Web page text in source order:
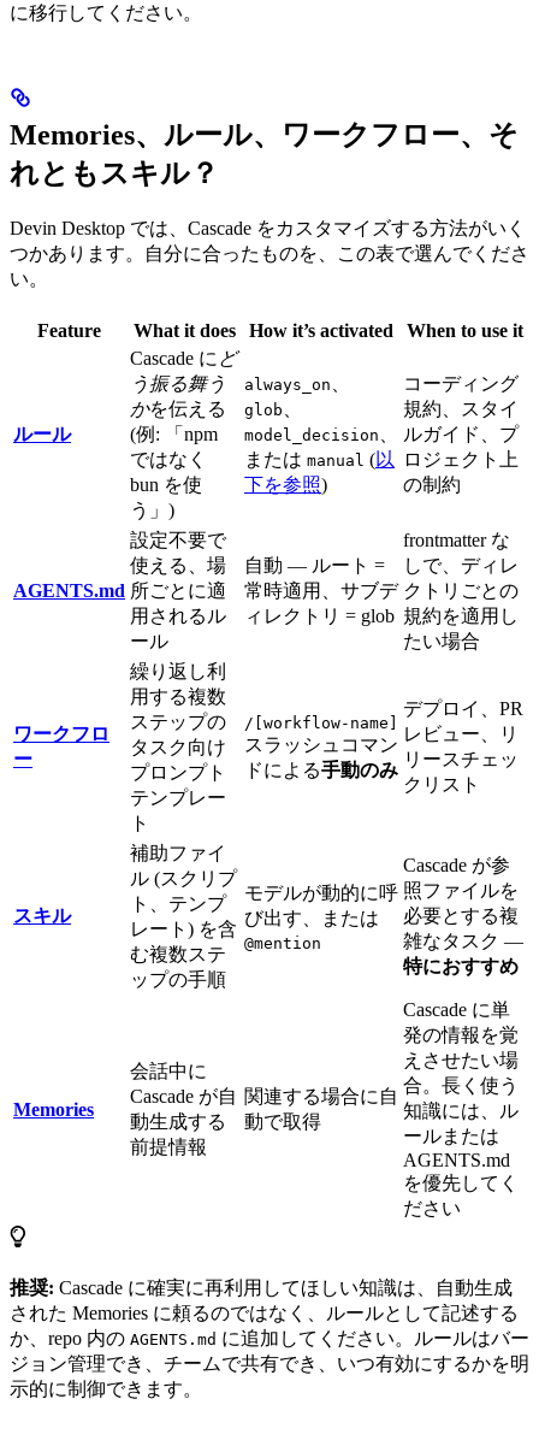
に移行してください。
Memories、ルール、ワークフロー、そ
れともスキル？
Devin Desktop では、Cascade をカスタマイズする方法がいく
つかあります。自分に合ったものを、この表で選んでくださ
い。
Feature What it does How it’s activated When to use it
ルール
Cascade に ど
う振る舞う
かを伝える
(例: 「npm
ではなく
bun を使
う」)
always_on
glob
model_decision
または manual (以
下を参照)
コーディング
規約、スタイ
ルガイド、プ
ロジェクト上
の制約
AGENTS.md
設定不要で
使える、場
所ごとに適
用されるル
ール
自動 — ルート =
常時適用、サブデ
ィレクトリ = glob
frontmatter な
しで、ディレ
クトリごとの
規約を適用し
たい場合
ワークフロ
ー
繰り返し利
用する複数
ステップの
タスク向け
プロンプト
テンプレー
ト
/[workflow-name]
スラッシュコマン
ドによる手動のみ
デプロイ、PR
レビュー、リ
リースチェッ
クリスト
スキル
補助ファイ
ル (スクリプ
ト、テンプ
レート) を含
む複数ステ
ップの手順
モデルが動的に呼
び出す、または
@mention
Cascade が参
照ファイルを
必要とする複
雑なタスク —
特におすすめ
Memories
会話中に
Cascade が自
動生成する
前提情報
関連する場合に自
動で取得
Cascade に単
発の情報を覚
えさせたい場
合。長く使う
知識には、ル
ールまたは
AGENTS.md
を優先してく
ださい
推奨: Cascade に確実に再利用してほしい知識は、自動生成
された Memories に頼るのではなく、ルールとして記述する
か、repo 内の AGENTS.md に追加してください。ルールはバー
ジョン管理でき、チームで共有でき、いつ有効にするかを明
示的に制御できます。